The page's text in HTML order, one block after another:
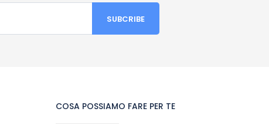
COSA POSSIAMO FARE PER TE